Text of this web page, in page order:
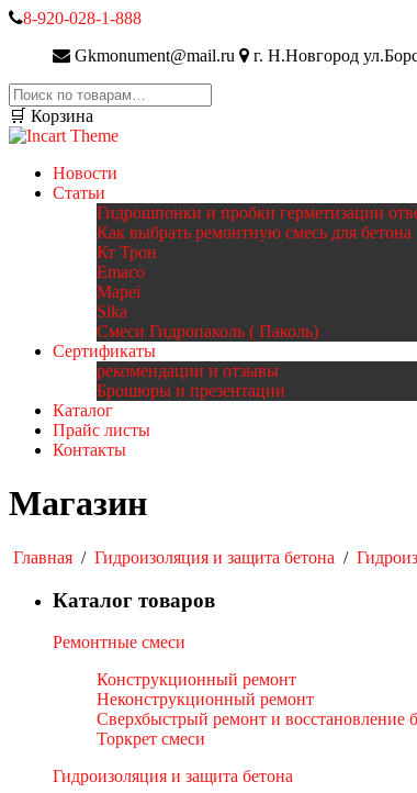
8-920-028-1-888
Gkmonument@mail.ru
г. Н.Новгород
Искать:
🛒 Корзина
Новости
Статьи
Гидрошпонки и пробки герметизации
Как выбрать ремонтную смесь для бетона
Кт Трон
Emaco
Mapei
Sika
Смеси Гидропаколь ( Паколь)
Сертификаты
рекомендации и отзывы
Брошюры и презентации
Каталог
Прайс листы
Контакты
Магазин
Главная / Гидроизоляция и защита бетона /
Каталог товаров
Ремонтные смеси
Конструкционный ремонт
Неконструкционный ремонт
Сверхбыстрый ремонт и восстановление
Торкрет смеси
Гидроизоляция и защита бетона